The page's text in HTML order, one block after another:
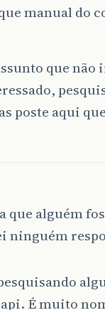
manual do
que não
poste aqui que
que alguém
ninguém
É muito